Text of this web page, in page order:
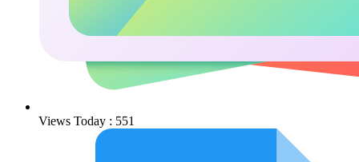
Views Today : 551